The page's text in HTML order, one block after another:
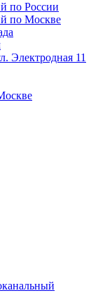
по России
по Москве
Электродная 11